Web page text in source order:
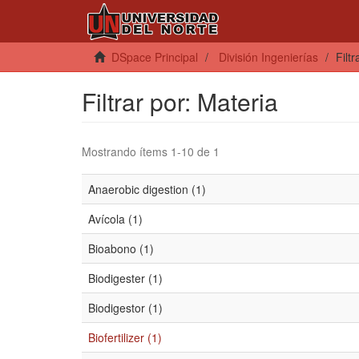
DSpace Principal División Ingenierías
Filtrar por: Materia
Mostrando ítems 1-10 de 1
Anaerobic digestion (1)
Avícola (1)
Bioabono (1)
Biodigester (1)
Biodigestor (1)
Biofertilizer (1)